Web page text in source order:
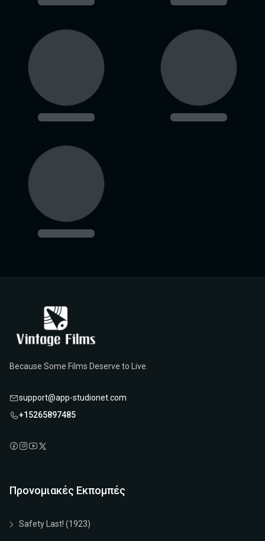
Because Some Films Deserve to Live.
support@app-studionet.com
+15265897485
Προνομιακές Εκπομπές
Safety Last! (1923)